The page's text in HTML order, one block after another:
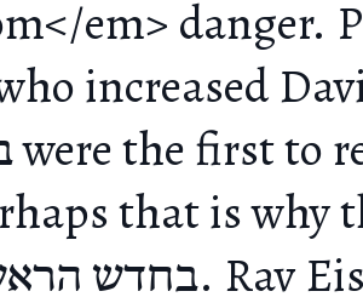
em> danger.
increased
that is why